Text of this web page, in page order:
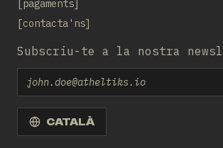
pagaments
contacta'ns
Subscriu-te a la nostra
Email
CATALÀ